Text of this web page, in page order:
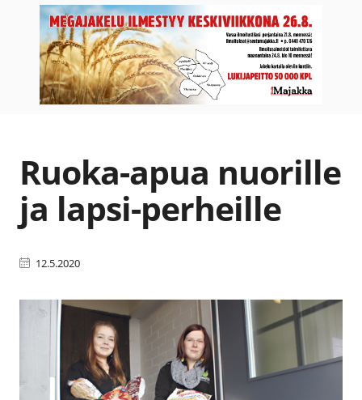
Ruoka-apua nuorille
ja lapsi-perheille
12.5.2020